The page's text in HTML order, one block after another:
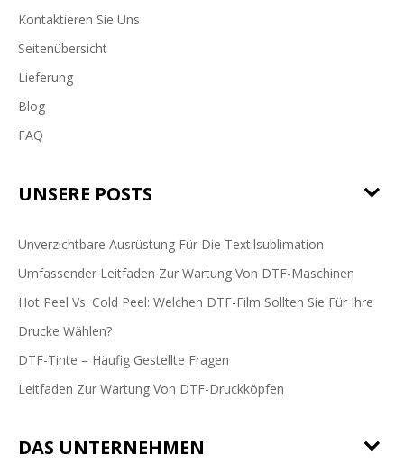
Kontaktieren Sie Uns
Seitenübersicht
Lieferung
Blog
FAQ
UNSERE POSTS
Unverzichtbare Ausrüstung Für Die Textilsublimation
Umfassender Leitfaden Zur Wartung Von DTF-Maschinen
Hot Peel Vs. Cold Peel: Welchen DTF-Film Sollten Sie Für Ihre
Drucke Wählen?
DTF-Tinte – Häufig Gestellte Fragen
Leitfaden Zur Wartung Von DTF-Druckköpfen
DAS UNTERNEHMEN